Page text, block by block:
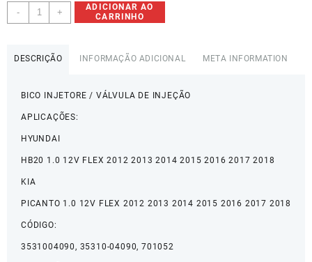
-
Bico
Injetor
Hyundai
HB20
Picanto
-
3531004090
quantidade
+
ADICIONAR AO
CARRINHO
DESCRIÇÃO INFORMAÇÃO ADICIONAL META INFORMATION
BICO INJETORE / VÁLVULA DE INJEÇÃO
APLICAÇÕES:
HYUNDAI
HB20 1.0 12V FLEX 2012 2013 2014 2015 2016 2017 2018
KIA
PICANTO 1.0 12V FLEX 2012 2013 2014 2015 2016 2017 2018
CÓDIGO:
3531004090, 35310-04090, 701052